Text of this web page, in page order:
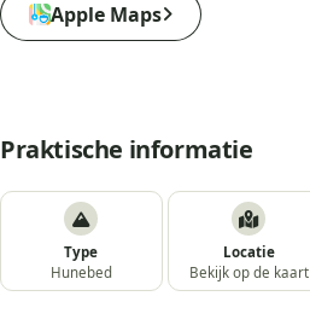
Apple Maps
Praktische informatie
Type
Hunebed
Locatie
Bekijk op de kaart